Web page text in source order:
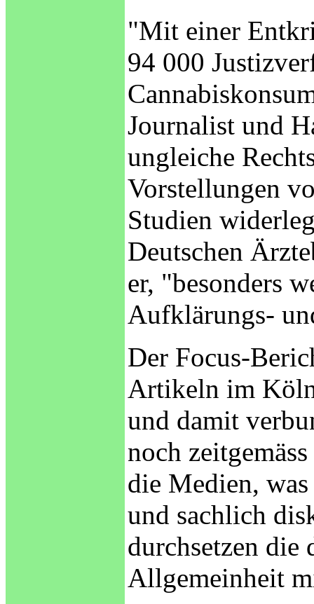
"Mit einer
94 000
Journalist und
ungleiche
Vorstellungen
Studien
Deutschen
er, "besonders
Aufklärungs-
Der Focus-
Artikeln im
und damit
noch
die Medien,
und sachlich
durchsetzen die
Allgemeinheit